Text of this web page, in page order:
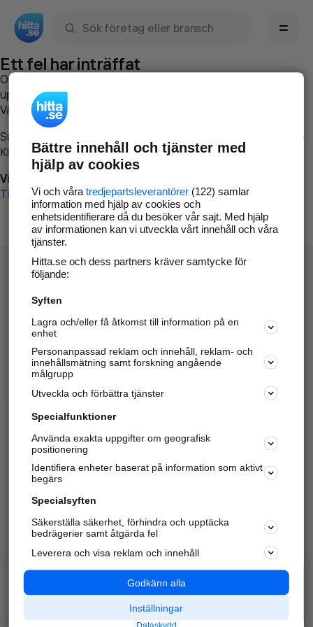
Ett fel har inträffat
Om du vill kan du
uppstod så att vi lättare och snabbare kan avhjälpa det.
Vänligen försök med följande:
Surfa till
Klicka påTillbaka-knappen i webbläsaren och försök igen
Vi beklagar besväret!
Till startsidan
Hitta.se - Gratis nummerupplysning.
Sök företag, personer och platser.
Hitta telefonnummer, adresser, företagsinfo mm.
Marknadsför företaget
Kom igång och annonsera mot
samarbetspartners nära dig.
Alla kategorier
Populära sökningar
API & Kartor
Annonsera
Integritet
Nödnummer
Bättre innehåll och tjänster med
hjälp av cookies
Vi och våra tredjepartsleverantörer(122) samlar
information med hjälp av cookies och
enhetsidentifierare då du besöker vår sajt. Med hjälp
av informationen kan vi utveckla vårt innehåll och våra
tjänster.
Hitta.se och dess partners kräver samtycke för
följande:
Syften
Lagra och/eller få åtkomst till information på en
enhet
Personanpassad reklam och innehåll, reklam- och
innehållsmätning samt forskning angående
målgrupp
Utveckla och förbättra tjänster
Specialfunktioner
Använda exakta uppgifter om geografisk
positionering
Identifiera enheter baserat på information som aktivt
begärs
Specialsyften
Säkerställa säkerhet, förhindra och upptäcka
bedrägerier samt åtgärda fel
Leverera och visa reklam och innehåll
Godkänn alla
Inställningar
Dataskydd